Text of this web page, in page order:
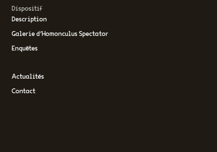
Dispositif
Description
Galerie d’Homonculus Spectator
Enquêtes
Actualités
Contact